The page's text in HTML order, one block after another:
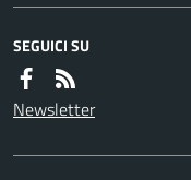
SEGUICI SU
Newsletter